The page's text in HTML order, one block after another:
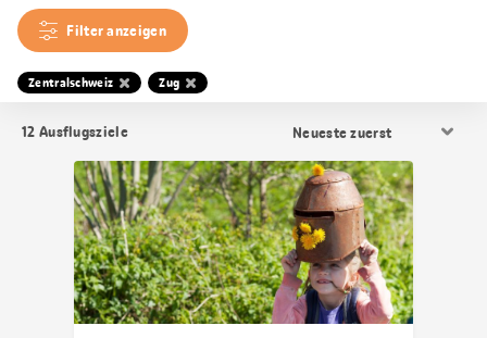
Filter anzeigen
Zentralschweiz Zug
12 Ausflugsziele
Sortierung